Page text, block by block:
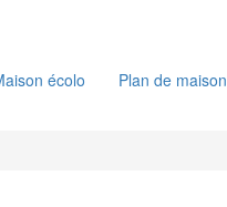
écolo Plan de maison